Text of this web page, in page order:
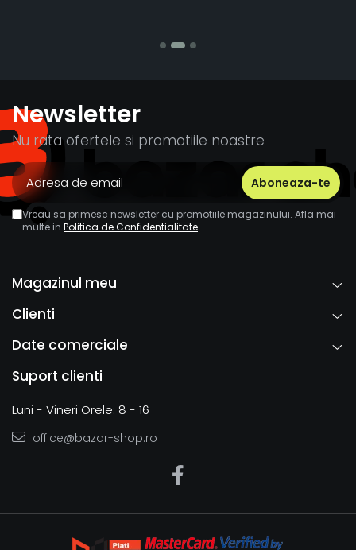
Newsletter
Nu rata ofertele si promotiile noastre
Vreau sa primesc newsletter cu promotiile magazinului. Afla mai
multe in Politica de Confidentialitate
Magazinul meu
Clienti
Date comerciale
Suport clienti
Luni - Vineri Orele: 8 - 16
office@bazar-shop.ro